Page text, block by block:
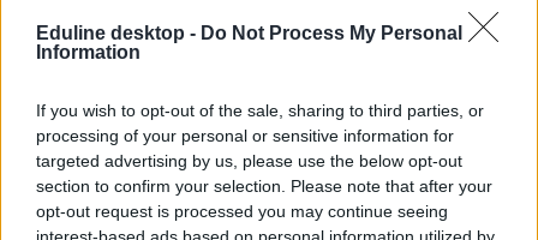
Eduline desktop - Do Not Process My Personal
Information
If you wish to opt-out of the sale, sharing to third parties, or
processing of your personal or sensitive information for
targeted advertising by us, please use the below opt-out
section to confirm your selection. Please note that after your
opt-out request is processed you may continue seeing
interest-based ads based on personal information utilized by
A könyveket díjazó zsűri elnöke idén Grecsó Krisztián volt.